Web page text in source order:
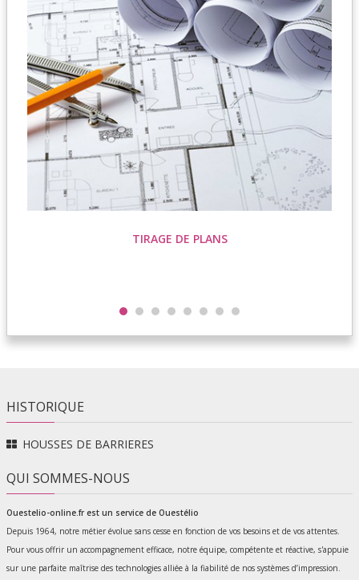
TIRAGE DE PLANS
HISTORIQUE
HOUSSES DE BARRIERES
QUI SOMMES-NOUS
Ouestelio-online.fr est un service de Ouestélio
Depuis 1964, notre métier évolue sans cesse en fonction de vos besoins et de vos attentes.
Pour vous offrir un accompagnement efficace, notre équipe, compétente et réactive, s'appuie
sur une parfaite maîtrise des technologies alliée à la fiabilité de nos systèmes d’impression.